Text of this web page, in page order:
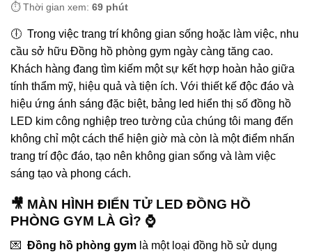
⏱️ Thời gian xem: 69 phút
🕕 Trong việc trang trí không gian sống hoặc làm việc, nhu
cầu sở hữu Đồng hồ phòng gym ngày càng tăng cao.
Khách hàng đang tìm kiếm một sự kết hợp hoàn hảo giữa
tính thẩm mỹ, hiệu quả và tiện ích. Với thiết kế độc đáo và
hiệu ứng ánh sáng đặc biệt, bảng led hiển thị số đồng hồ
LED kim công nghiệp treo tường của chúng tôi mang đến
không chỉ một cách thể hiện giờ mà còn là một điểm nhấn
trang trí độc đáo, tạo nên không gian sống và làm việc
sáng tạo và phong cách.
🎥 MÀN HÌNH ĐIỂN TỬ LED ĐỒNG HỒ
PHÒNG GYM LÀ GÌ? ⌚️
💌 Đồng hồ phòng gym là một loại đồng hồ sử dụng